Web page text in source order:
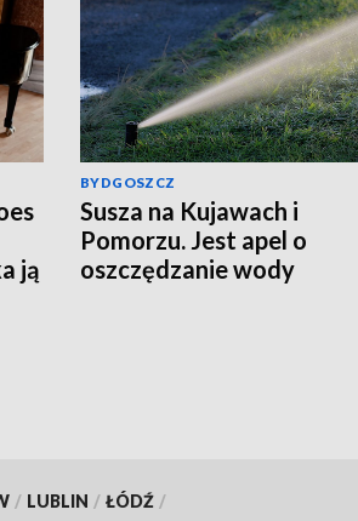
ją
BYDGOSZCZ
Susza na Kujawach i
Pomorzu. Jest apel o
oszczędzanie wody
/ LUBLIN / ŁÓDŹ /